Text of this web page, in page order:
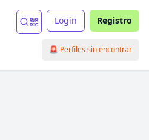
Login Registro
🚨 Perfiles sin encontrar